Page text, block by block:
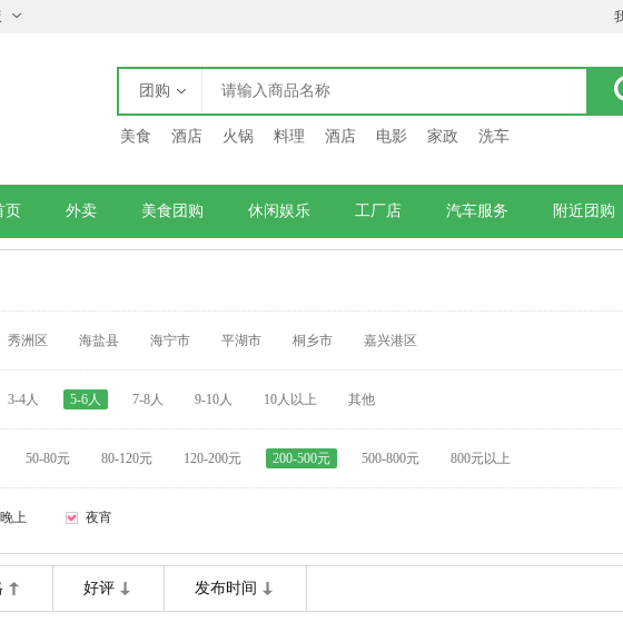
团购
美食 酒店 火锅 料理 酒店 电影 家政 洗车
页 外卖 美食团购 休闲娱乐 工厂店 汽车服务 附近团购
秀洲区 海盐县 海宁市 平湖市 桐乡市 嘉兴港区
3-4人 5-6人 7-8人 9-10人 10人以上 其他
50-80元 80-120元 120-200元 200-500元 500-800元 800元以上
晚上 夜宵
好评 发布时间